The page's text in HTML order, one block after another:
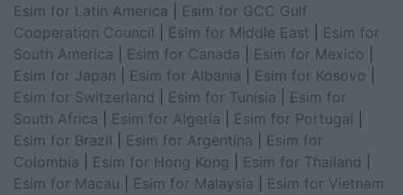
Esim for Latin America
Esim for GCC Gulf
Cooperation Council
Esim for Middle East
Esim for
South America
Esim for Canada Esim for Mexico
Esim for Japan
Esim for Albania Esim for Kosovo
Esim for Switzerland
Esim for Tunisia
Esim for
South Africa
Esim for Algeria Esim for Portugal
Esim for Brazil
Esim for Argentina
Esim for
Colombia
Esim for Hong Kong Esim for Thailand
Esim for Macau
Esim for Malaysia
Esim for Vietnam